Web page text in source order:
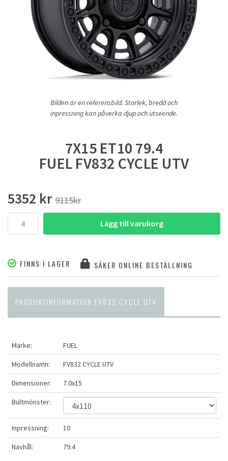
Bilden är en referensbild. Storlek, bredd och
inpressning kan påverka djup och utseende.
7X15 ET10 79.4
FUEL FV832 CYCLE UTV
5352 kr 9115kr
Lägg till varukorg
FINNS I LAGER SÄKER ONLINE BESTÄLLNING
PRODUKTINFORMATION FV832 CYCLE UTV
Märke: FUEL
Modellnamn: FV832 CYCLE UTV
Dimensioner: 7.0x15
Bultmönster:
Inpressning: 10
Navhål: 79.4